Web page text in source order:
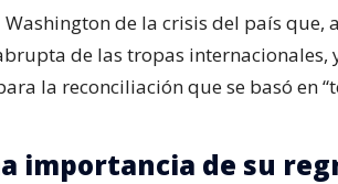
de la crisis del país que,
de las tropas internacionales,
la reconciliación que se basó en
importancia de su